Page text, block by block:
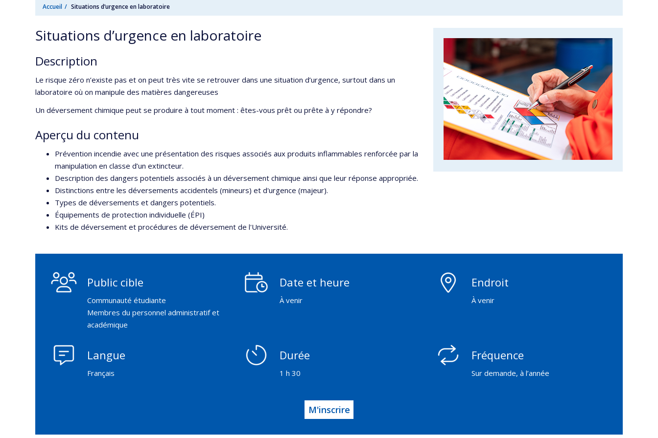
Accueil Situations d’urgence en laboratoire
Situations d’urgence en laboratoire
Description
Le risque zéro n’existe pas et on peut très vite se retrouver dans une situation d’urgence, surtout dans un
laboratoire où on manipule des matières dangereuses
Un déversement chimique peut se produire à tout moment : êtes-vous prêt ou prête à y répondre?
Aperçu du contenu
Prévention incendie avec une présentation des risques associés aux produits inflammables renforcée par la
manipulation en classe d’un extincteur.
Description des dangers potentiels associés à un déversement chimique ainsi que leur réponse appropriée.
Distinctions entre les déversements accidentels (mineurs) et d'urgence (majeur).
Types de déversements et dangers potentiels.
Équipements de protection individuelle (ÉPI)
Kits de déversement et procédures de déversement de l'Université.
Public cible
Communauté étudiante
Membres du personnel administratif et
académique
Date et heure
À venir
Endroit
À venir
Langue
Français
Durée
1 h 30
Fréquence
Sur demande, à l’année
M'inscrire